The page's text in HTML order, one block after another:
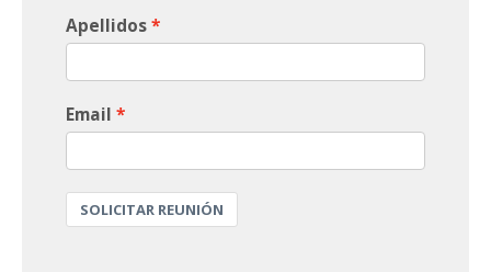
Apellidos
Email
SOLICITAR REUNIÓN